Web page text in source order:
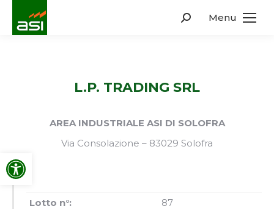
Apri la barra degli strumenti
Menu
Search:
L.P. TRADING SRL
AREA INDUSTRIALE ASI DI SOLOFRA
Via Consolazione – 83029 Solofra
Lotto n°:
87